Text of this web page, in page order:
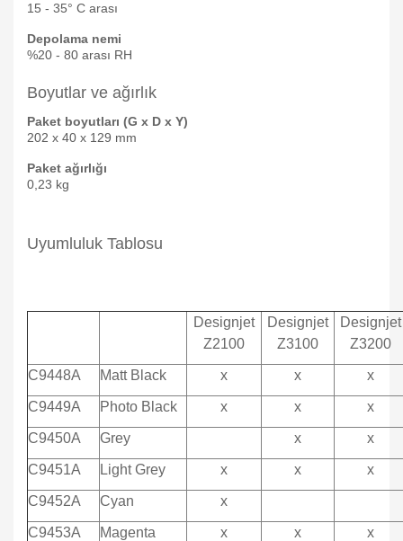
15 - 35° C arası
Depolama nemi
%20 - 80 arası RH
Boyutlar ve ağırlık
Paket boyutları (G x D x Y)
202 x 40 x 129 mm
Paket ağırlığı
0,23 kg
Uyumluluk Tablosu
Designjet
Z2100
Designjet
Z3100
Designjet
Z3200
C9448A Matt Black x x x
C9449A Photo Black x x x
C9450A Grey x x
C9451A Light Grey x x x
C9452A Cyan x
C9453A Magenta x x x